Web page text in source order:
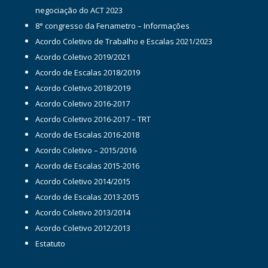
negociação do ACT 2023
8° congresso da Fenametro – Informações
Acordo Coletivo de Trabalho e Escalas 2021/2023
Acordo Coletivo 2019/2021
Acordo de Escalas 2018/2019
Acordo Coletivo 2018/2019
Acordo Coletivo 2016-2017
Acordo Coletivo 2016-2017 – TRT
Acordo de Escalas 2016-2018
Acordo Coletivo – 2015/2016
Acordo de Escalas 2015-2016
Acordo Coletivo 2014/2015
Acordo de Escalas 2013-2015
Acordo Coletivo 2013/2014
Acordo Coletivo 2012/2013
Estatuto